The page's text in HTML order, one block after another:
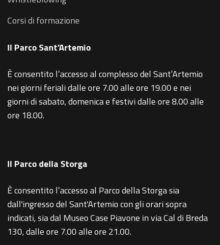
Corsi di formazione
Il Parco Sant'Artemio
È consentito l’accesso al complesso del Sant’Artemio
nei giorni feriali dalle ore 7.00 alle ore 19.00 e nei
giorni di sabato, domenica e festivi dalle ore 8.00 alle
ore 18.00.
Il Parco della Storga
È consentito l’accesso al Parco della Storga sia
dall'ingresso del Sant'Artemio con gli orari sopra
indicati, sia dal Museo Case Piavone in via Cal di Breda
130, dalle ore 7.00 alle ore 21.00.